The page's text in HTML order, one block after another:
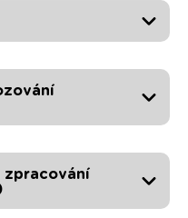
zpracování